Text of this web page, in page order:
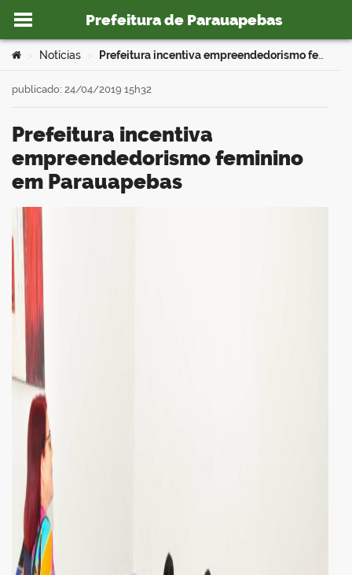
Ir para o conteúdo
Prefeitura de Parauapebas
portal
Você está aqui:
Notícias Prefeitura incentiva empreendedorismo feminino em Parauapebas
Prefeitura incentiva
empreendedorismo feminino
em Parauapebas
publicado: 24/04/2019 15h32